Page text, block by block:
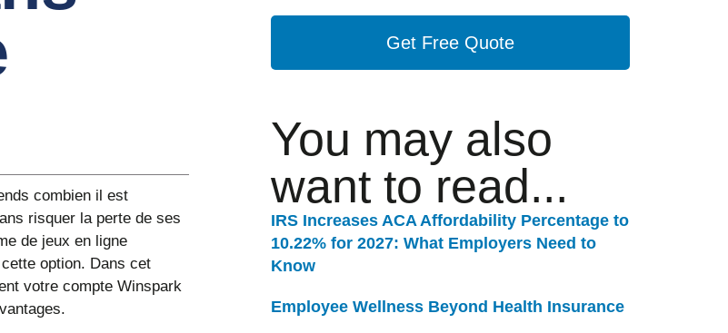
combien il est
risquer la perte de ses
de jeux en ligne
option. Dans cet
votre compte Winspark
Get Free Quote
You may also
want to read...
IRS Increases ACA Affordability Percentage to
10.22% for 2027: What Employers Need to
Know
Employee Wellness Beyond Health Insurance